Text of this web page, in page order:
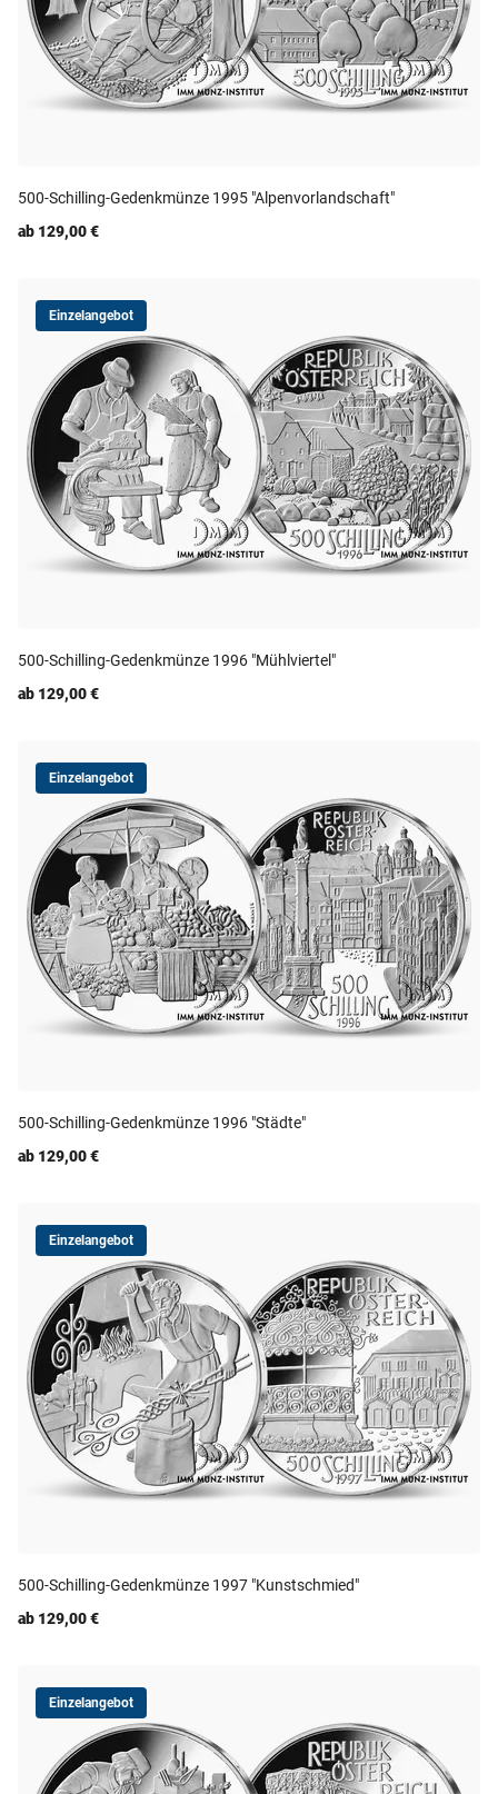
500-Schilling-Gedenkmünze 1995 "Alpenvorlandschaft"
ab 129,00 €
Einzelangebot
500-Schilling-Gedenkmünze 1996 "Mühlviertel"
ab 129,00 €
Einzelangebot
500-Schilling-Gedenkmünze 1996 "Städte"
ab 129,00 €
Einzelangebot
500-Schilling-Gedenkmünze 1997 "Kunstschmied"
ab 129,00 €
Einzelangebot